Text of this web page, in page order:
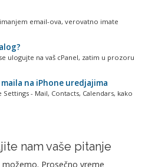
email-ova, verovatno imate
ulogujte na vaš cPanel, zatim u prozoru
na iPhone uredjajima
- Mail, Contacts, Calendars, kako
nam vaše pitanje
Prosečno vreme